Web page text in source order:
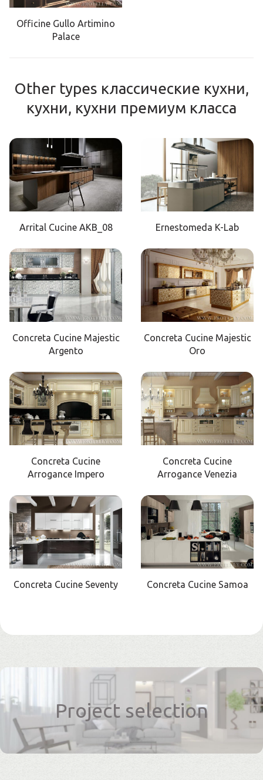
Officine Gullo Artimino
Palace
Other types классические кухни,
кухни, кухни премиум класса
Arrital Cucine AKB_08 Ernestomeda K-Lab
Concreta Cucine Majestic
Argento
Concreta Cucine Majestic
Oro
Concreta Cucine
Arrogance Impero
Concreta Cucine
Arrogance Venezia
Concreta Cucine Seventy Concreta Cucine Samoa
Project selection